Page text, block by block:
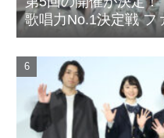
歌唱力No.1決定戦 フ